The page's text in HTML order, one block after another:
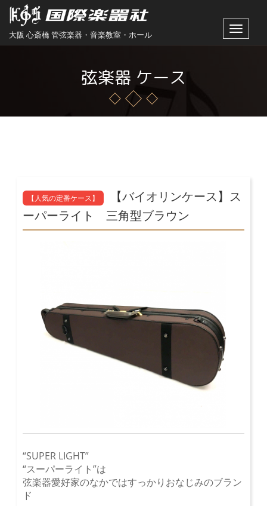
大阪 心斎橋 管弦楽器・音楽教室・ホール
Toggle
弦楽器 ケース
【人気の定番ケース】
【バイオリンケース】ス
ーパーライト 三角型ブラウン
“SUPER LIGHT”
“スーパーライト”は
弦楽器愛好家のなかではすっかりおなじみのブラン
ド